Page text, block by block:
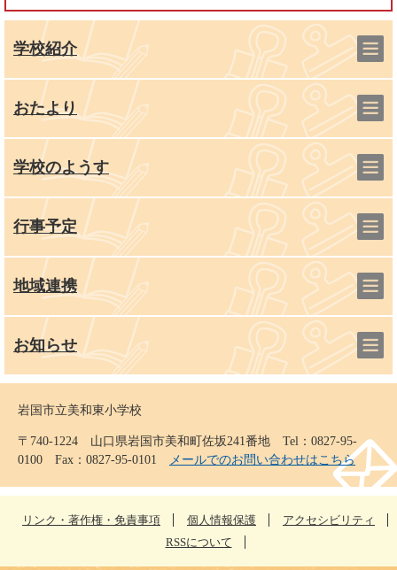
学校紹介
おたより
学校のようす
行事予定
地域連携
お知らせ
岩国市立美和東小学校
〒740-1224 山口県岩国市美和町佐坂241番地 Tel：0827-95-
0100 Fax：0827-95-0101
メールでのお問い合わせはこちら
リンク・著作権・免責事項 個人情報保護
アクセシビリティ
RSSについて